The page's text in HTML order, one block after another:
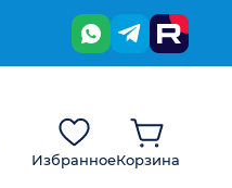
ИзбранноеКорзина